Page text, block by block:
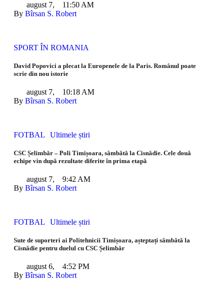
august 7,
11:50 AM
By Bîrsan S. Robert
SPORT ÎN ROMANIA
David Popovici a plecat la Europenele de la Paris. Românul poate
scrie din nou istorie
august 7,
10:18 AM
By Bîrsan S. Robert
FOTBAL Ultimele știri
CSC Șelimbăr – Poli Timișoara, sâmbătă la Cisnădie. Cele două
echipe vin după rezultate diferite în prima etapă
august 7,
9:42 AM
By Bîrsan S. Robert
FOTBAL Ultimele știri
Sute de suporteri ai Politehnicii Timișoara, așteptați sâmbătă la
Cisnădie pentru duelul cu CSC Șelimbăr
august 6,
4:52 PM
By Bîrsan S. Robert